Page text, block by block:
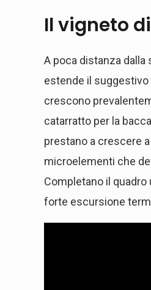
Il vigneto
A poca distanza dalla
estende il suggestivo
crescono
catarratto per la
prestano a crescere
microelementi che
Completano il
forte escursione